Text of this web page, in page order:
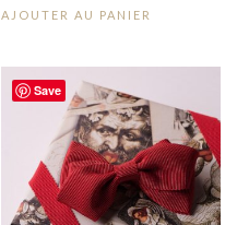
AJOUTER AU PANIER
Save